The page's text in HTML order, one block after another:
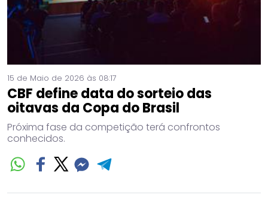
15 de Maio de 2026 às 08:17
CBF define data do sorteio das
oitavas da Copa do Brasil
Próxima fase da competição terá confrontos
conhecidos.